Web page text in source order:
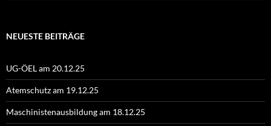
NEUESTE BEITRÄGE
UG-ÖEL am 20.12.25
Atemschutz am 19.12.25
Maschinistenausbildung am 18.12.25